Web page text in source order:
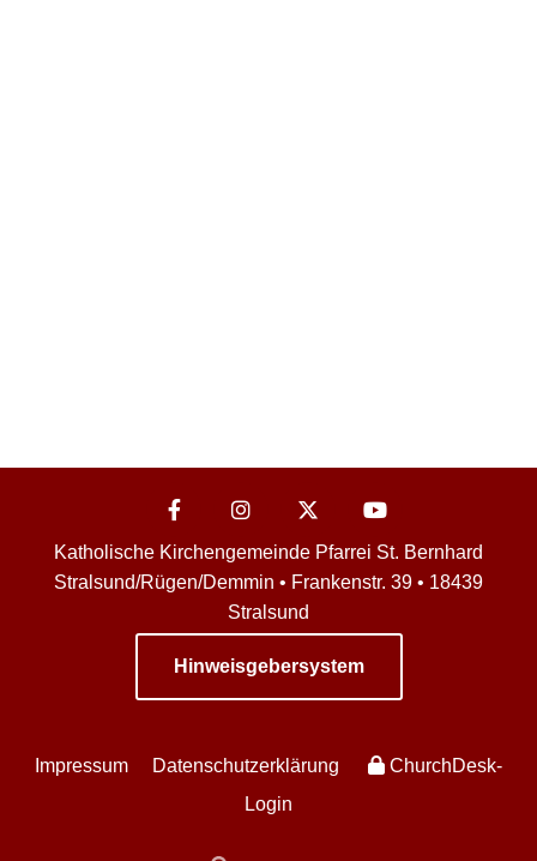
Katholische Kirchengemeinde Pfarrei St. Bernhard
Stralsund/Rügen/Demmin • Frankenstr. 39 • 18439
Stralsund
Hinweisgebersystem
Impressum Datenschutzerklärung
ChurchDesk-
Login